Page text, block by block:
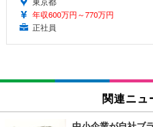
年収600万円～770万円
正社員
関連ニュ